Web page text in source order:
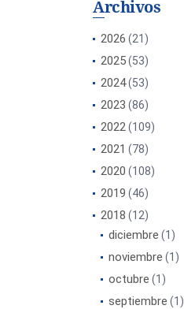
Archivos
2026 (21)
2025(53)
2024(53)
2023 (86)
2022(109)
2021 (78)
2020 (108)
2019 (46)
2018 (12)
diciembre (1)
noviembre (1)
octubre (1)
septiembre (1)